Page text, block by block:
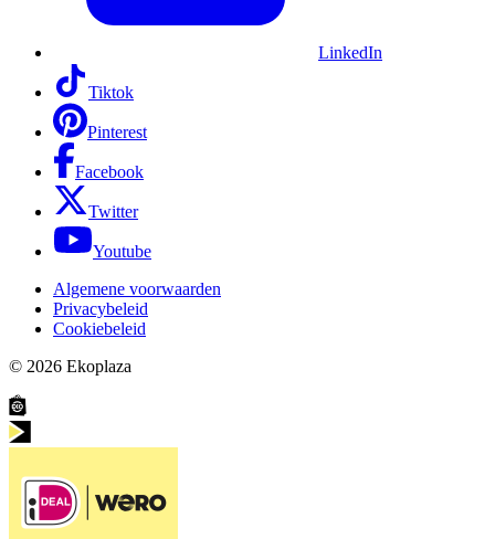
LinkedIn
Tiktok
Pinterest
Facebook
Twitter
Youtube
Algemene voorwaarden
Privacybeleid
Cookiebeleid
© 2026 Ekoplaza